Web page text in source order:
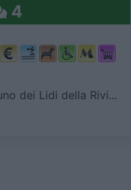
4
dei Lidi della Rivi...